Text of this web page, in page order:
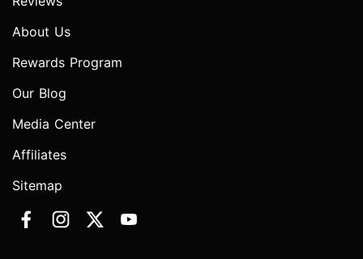
About Us
Rewards Program
Our Blog
Media Center
Affiliates
Sitemap